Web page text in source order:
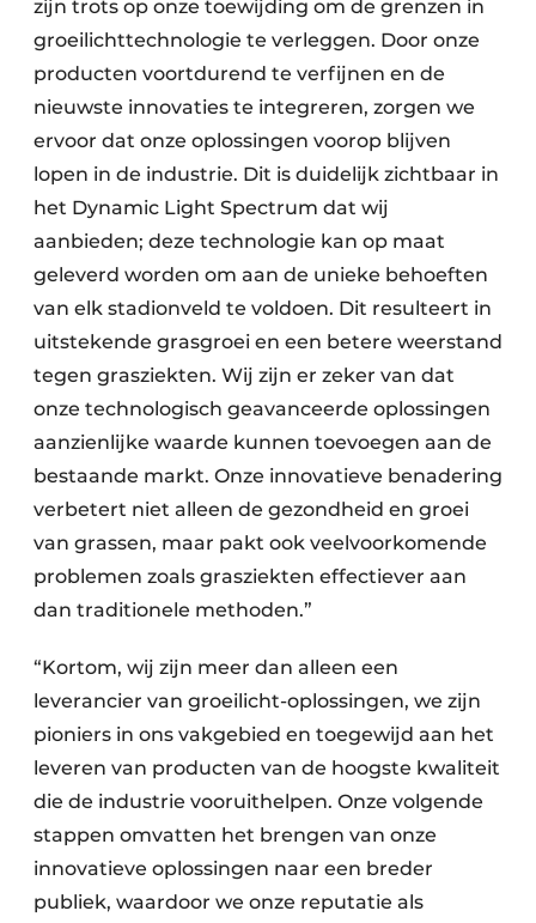
zijn trots op onze toewijding om de grenzen in
groeilichttechnologie te verleggen. Door onze
producten voortdurend te verfijnen en de
nieuwste innovaties te integreren, zorgen we
ervoor dat onze oplossingen voorop blijven
lopen in de industrie. Dit is duidelijk zichtbaar in
het Dynamic Light Spectrum dat wij
aanbieden; deze technologie kan op maat
geleverd worden om aan de unieke behoeften
van elk stadionveld te voldoen. Dit resulteert in
uitstekende grasgroei en een betere weerstand
tegen grasziekten. Wij zijn er zeker van dat
onze technologisch geavanceerde oplossingen
aanzienlijke waarde kunnen toevoegen aan de
bestaande markt. Onze innovatieve benadering
verbetert niet alleen de gezondheid en groei
van grassen, maar pakt ook veelvoorkomende
problemen zoals grasziekten effectiever aan
dan traditionele methoden.”
“Kortom, wij zijn meer dan alleen een
leverancier van groeilicht-oplossingen, we zijn
pioniers in ons vakgebied en toegewijd aan het
leveren van producten van de hoogste kwaliteit
die de industrie vooruithelpen. Onze volgende
stappen omvatten het brengen van onze
innovatieve oplossingen naar een breder
publiek, waardoor we onze reputatie als